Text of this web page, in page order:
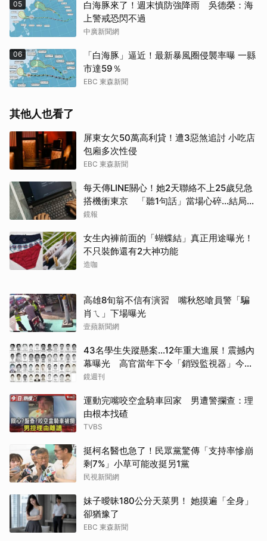
05
白海豚來了！週末慎防強降雨 吳德榮：海
上警戒恐閃不過
中廣新聞網
06
「白海豚」逼近！最新暴風圈侵襲率曝 一縣
市達59％
EBC 東森新聞
其他人也看了
屏東女欠50萬高利貸！遭3惡煞追討 小吃店
包廂多次性侵
EBC 東森新聞
每天傳LINE關心！她2天聯絡不上25歲兒急
搭機衝東京 「聽1句話」當場心碎...結局看
哭網
鏡報
女生內褲前面的「蝴蝶結」真正用途曝光！
不只裝飾還有2大神功能
造咖
高雄8旬翁不信有演習 嘴秋怒嗆員警「騙
肖ㄟ」下場曝光
壹蘋新聞網
43名學生失蹤懸案...12年重大進展！震撼內
幕曝光 高官當年下令「銷毀監視器」今遭
逮
鏡週刊
運動完嘴咬空盒騎車回家 男遭警攔查：理
由根本找碴
TVBS
挺柯名醫也急了！民眾黨驚傳「支持率慘崩
剩7%」小草可能改挺另1黨
民視新聞網
妹子曖昧180公分天菜男！ 她摸遍「全身」
卻猶豫了
EBC 東森新聞